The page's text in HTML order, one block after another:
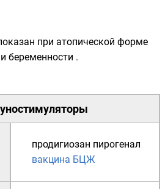
при атопической форме
беременности .
продигиозан пирогенал
вакцина БЦЖ